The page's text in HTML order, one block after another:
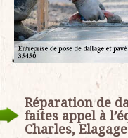
Réparation de
faites appel à
Charles,